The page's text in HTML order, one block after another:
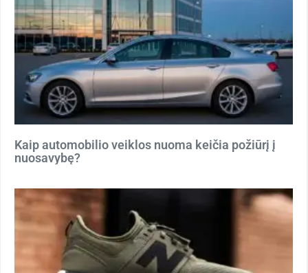
Kaip automobilio veiklos nuoma keičia požiūrį į
nuosavybę?